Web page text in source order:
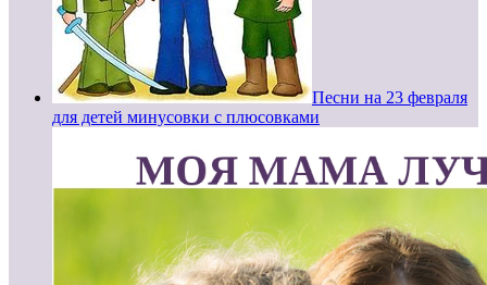
Песни на 23 февраля
для детей минусовки с плюсовками